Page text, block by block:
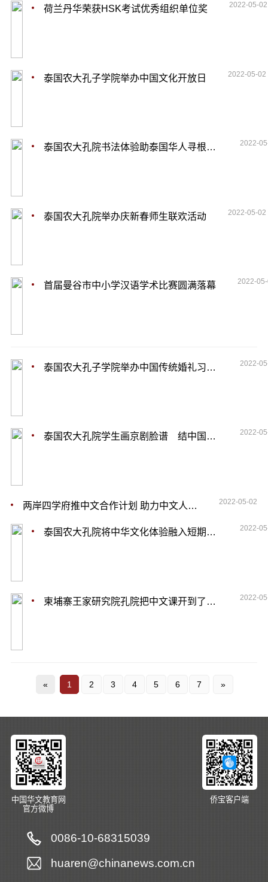
荷兰丹华荣获HSK考试优秀组织单位奖 2022-05-02
泰国农大孔子学院举办中国文化开放日 2022-05-02
泰国农大孔院书法体验助泰国华人寻根溯源 2022-
泰国农大孔院举办庆新春师生联欢活动 2022-05-02
首届曼谷市中小学汉语学术比赛圆满落幕 2022-
泰国农大孔子学院举办中国传统婚礼习俗展 2022-
泰国农大孔院学生画京剧脸谱 结中国情缘 2022-
两岸四学府推中文合作计划 助力中文人才培养 2022-05-02
泰国农大孔院将中华文化体验融入短期汉语培训 2022-
柬埔寨王家研究院孔院把中文课开到了总理府 2022-
« 1 2 3 4 5 6 7 »
中国华文教育网
官方微博
侨宝客户端
0086-10-68315039
huaren@chinanews.com.cn